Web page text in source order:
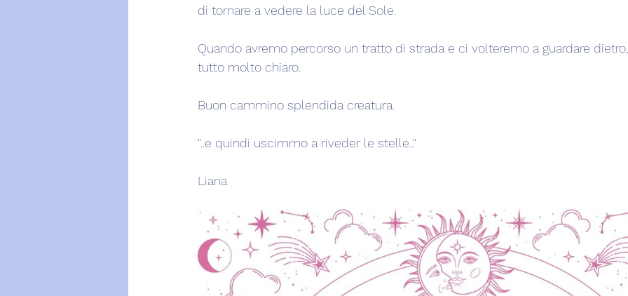
di tornare a vedere la luce del Sole.
Quando avremo percorso un tratto di strada e ci volteremo a guardare
tutto molto chiaro.
Buon cammino splendida creatura.
"..e quindi uscimmo a riveder le stelle.."
Liana